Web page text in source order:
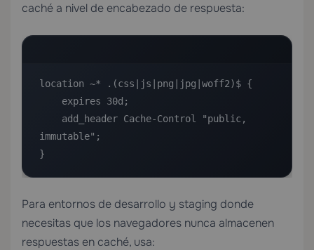
caché a nivel de encabezado de respuesta:
location ~* .(css|js|png|jpg|woff2)$ {
immutable";
}
Para entornos de desarrollo y staging donde
necesitas que los navegadores nunca almacenen
respuestas en caché, usa: